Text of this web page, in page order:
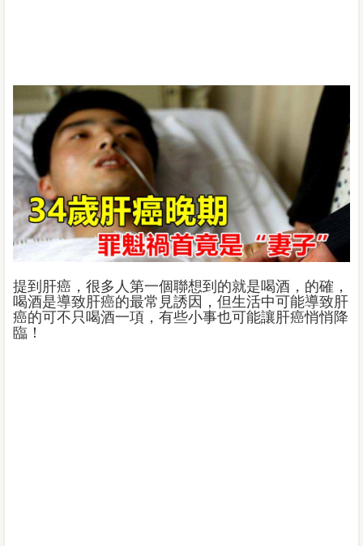
提到肝癌，很多人第一個聯想到的就是喝酒，的確，
喝酒是導致肝癌的最常見誘因，但生活中可能導致肝
癌的可不只喝酒一項，有些小事也可能讓肝癌悄悄降
臨！